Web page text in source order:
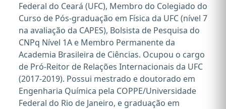
Federal do Ceará (UFC), Membro do Colegiado do
Curso de Pós-graduação em Física da UFC (nível 7
na avaliação da CAPES), Bolsista de Pesquisa do
CNPq Nível 1A e Membro Permanente da
Academia Brasileira de Ciências. Ocupou o cargo
de Pró-Reitor de Relações Internacionais da UFC
(2017-2019). Possui mestrado e doutorado em
Engenharia Química pela COPPE/Universidade
Federal do Rio de Janeiro, e graduação em